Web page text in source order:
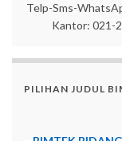
Telp-Sms-
Kantor: 021-
PILIHAN JUDUL